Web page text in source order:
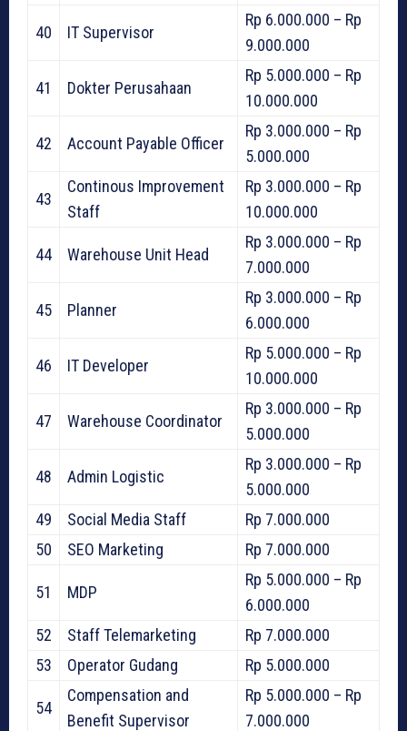
40 IT Supervisor
Rp 6.000.000 – Rp
9.000.000
41 Dokter Perusahaan
Rp 5.000.000 – Rp
10.000.000
42 Account Payable Officer
Rp 3.000.000 – Rp
5.000.000
43
Continous Improvement
Staff
Rp 3.000.000 – Rp
10.000.000
44 Warehouse Unit Head
Rp 3.000.000 – Rp
7.000.000
45 Planner
Rp 3.000.000 – Rp
6.000.000
46 IT Developer
Rp 5.000.000 – Rp
10.000.000
47 Warehouse Coordinator
Rp 3.000.000 – Rp
5.000.000
48 Admin Logistic
Rp 3.000.000 – Rp
5.000.000
49
Social Media Staff
Rp 7.000.000
50
SEO Marketing Rp 7.000.000
51 MDP
Rp 5.000.000 – Rp
6.000.000
52
Staff Telemarketing
Rp 7.000.000
53
Operator Gudang Rp 5.000.000
54
Compensation and
Benefit Supervisor
Rp 5.000.000 – Rp
7.000.000